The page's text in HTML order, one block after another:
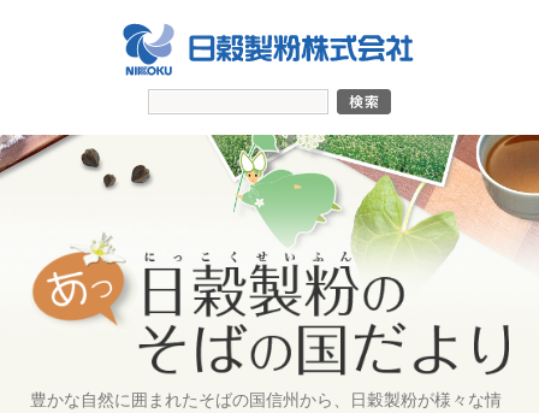
豊かな自然に囲まれたそばの国信州から、日穀製粉が様々な情